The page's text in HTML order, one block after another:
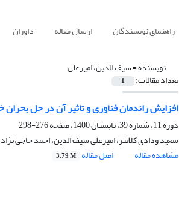
راهنمای نویسندگان ارسال مقاله داوران
نویسنده =سیف الدین، امیرعلی
تعداد مقالات: 1
افزایش راندمان فناوری و تاثیر آن در حل
دوره 11، شماره 39، تابستان 1400، صفحه
276-298
سعید ودادی کلانتر، امیرعلی سیف الدین، احمد حاجی نژاد
مشاهده مقاله
اصل مقاله 3.79 M